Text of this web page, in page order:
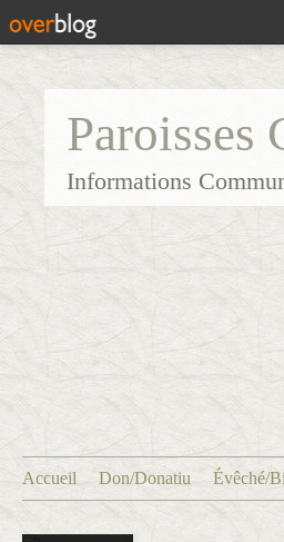
Paroisses
Informations
Accueil Don/Donatiu Évêché/